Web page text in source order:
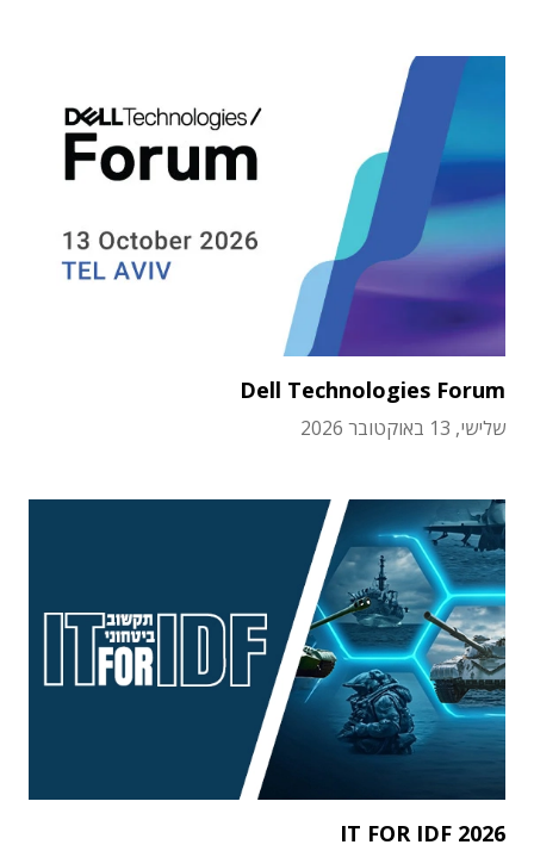
Dell Technologies Forum
שלישי, 13 באוקטובר 2026
IT FOR IDF 2026